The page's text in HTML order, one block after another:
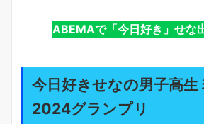
ABEMAで「今日好き」せな
今日好きせなの男子高生
2024グランプリ